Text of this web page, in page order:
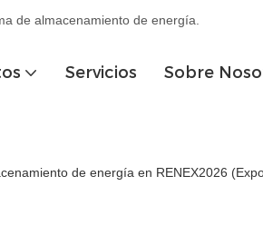
de almacenamiento de energía.
Servicios Sobre
de energía en RENEX2026